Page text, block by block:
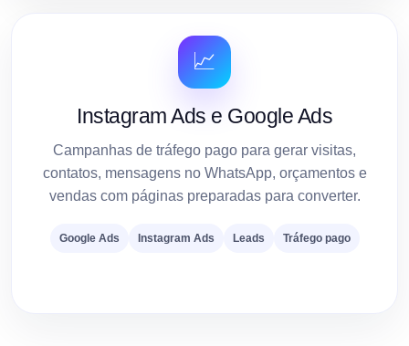
📈
Instagram Ads e Google Ads
Campanhas de tráfego pago para gerar visitas,
contatos, mensagens no WhatsApp, orçamentos e
vendas com páginas preparadas para converter.
Google Ads Instagram Ads Leads Tráfego pago